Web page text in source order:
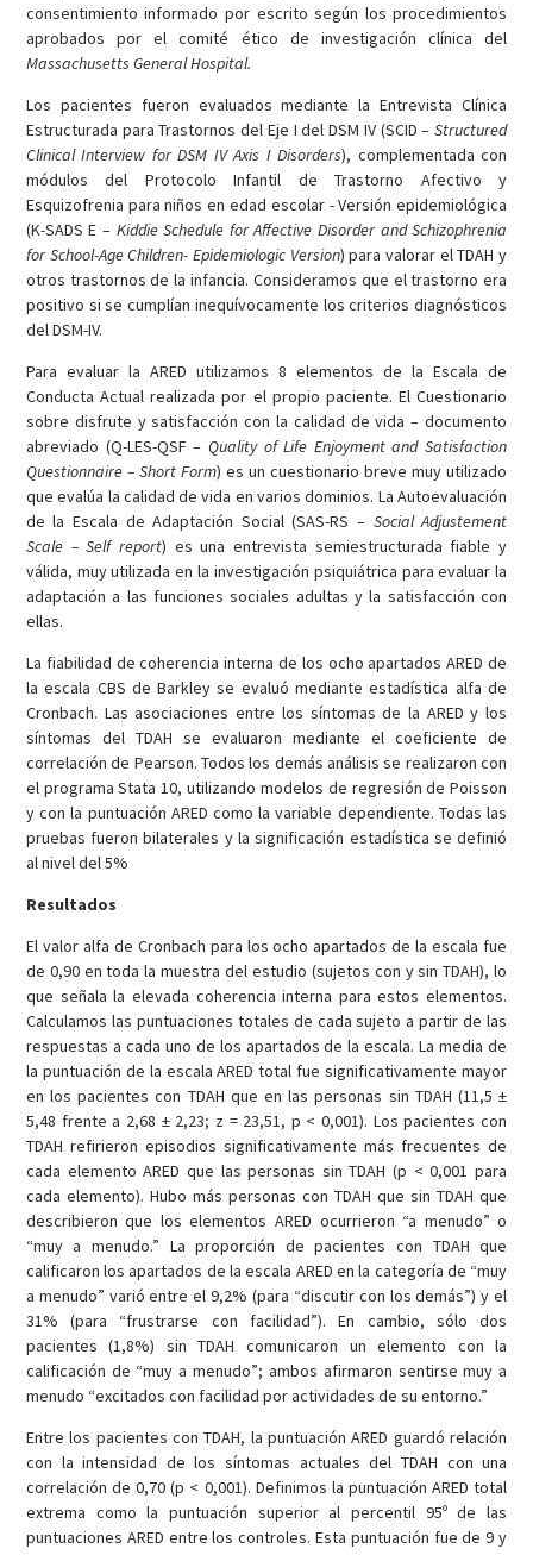
consentimiento informado por escrito según los procedimientos
aprobados por el comité ético de investigación clínica del
Massachusetts General Hospital.
Los pacientes fueron evaluados mediante la Entrevista Clínica
Estructurada para Trastornos del Eje I del DSM IV (SCID –Structured
Clinical Interview for DSM IV Axis I Disorders), complementada con
módulos del Protocolo Infantil de Trastorno Afectivo y
Esquizofrenia para niños en edad escolar - Versión epidemiológica
(K-SADS E – Kiddie Schedule for Affective Disorder and Schizophrenia
for School-Age Children- Epidemiologic Version) para valorar el TDAH y
otros trastornos de la infancia. Consideramos que el trastorno era
positivo si se cumplían inequívocamente los criterios diagnósticos
del DSM-IV.
Para evaluar la ARED utilizamos 8 elementos de la Escala de
Conducta Actual realizada por el propio paciente. El Cuestionario
sobre disfrute y satisfacción con la calidad de vida – documento
abreviado (Q-LES-QSF – Quality of Life Enjoyment and Satisfaction
Questionnaire – Short Form) es un cuestionario breve muy utilizado
que evalúa la calidad de vida en varios dominios. La Autoevaluación
de la Escala de Adaptación Social (SAS-RS – Social Adjustement
Scale – Self report) es una entrevista semiestructurada fiable y
válida, muy utilizada en la investigación psiquiátrica para evaluar la
adaptación a las funciones sociales adultas y la satisfacción con
ellas.
La fiabilidad de coherencia interna de los ocho apartados ARED de
la escala CBS de Barkley se evaluó mediante estadística alfa de
Cronbach. Las asociaciones entre los síntomas de la ARED y los
síntomas del TDAH se evaluaron mediante el coeficiente de
correlación de Pearson. Todos los demás análisis se realizaron con
el programa Stata 10, utilizando modelos de regresión de Poisson
y con la puntuación ARED como la variable dependiente. Todas las
pruebas fueron bilaterales y la significación estadística se definió
al nivel del 5%
Resultados
El valor alfa de Cronbach para los ocho apartados de la escala fue
de 0,90 en toda la muestra del estudio (sujetos con y sin TDAH), lo
que señala la elevada coherencia interna para estos elementos.
Calculamos las puntuaciones totales de cada sujeto a partir de las
respuestas a cada uno de los apartados de la escala. La media de
la puntuación de la escala ARED total fue significativamente mayor
en los pacientes con TDAH que en las personas sin TDAH (11,5 ±
5,48 frente a 2,68 ± 2,23; z = 23,51, p < 0,001). Los pacientes con
TDAH refirieron episodios significativamente más frecuentes de
cada elemento ARED que las personas sin TDAH (p < 0,001 para
cada elemento). Hubo más personas con TDAH que sin TDAH que
describieron que los elementos ARED ocurrieron “a menudo” o
“muy a menudo.” La proporción de pacientes con TDAH que
calificaron los apartados de la escala ARED en la categoría de “muy
a menudo” varió entre el 9,2% (para “discutir con los demás”) y el
31% (para “frustrarse con facilidad”). En cambio, sólo dos
pacientes (1,8%) sin TDAH comunicaron un elemento con la
calificación de “muy a menudo”; ambos afirmaron sentirse muy a
menudo “excitados con facilidad por actividades de su entorno.”
Entre los pacientes con TDAH, la puntuación ARED guardó relación
con la intensidad de los síntomas actuales del TDAH con una
correlación de 0,70 (p < 0,001). Definimos la puntuación ARED total
extrema como la puntuación superior al percentil 95º de las
puntuaciones ARED entre los controles. Esta puntuación fue de 9 y